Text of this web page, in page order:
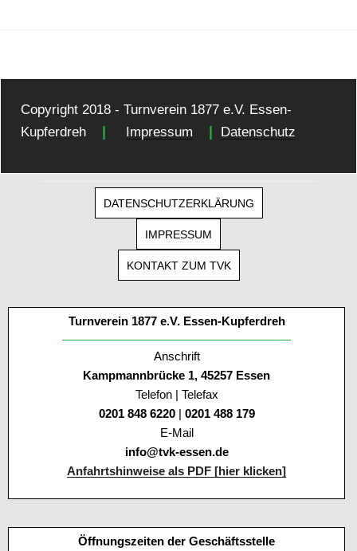
Copyright 2018 - Turnverein 1877 e.V. Essen-
Kupferdreh
| Impressum | Datenschutz
DATENSCHUTZERKLÄRUNG
IMPRESSUM
KONTAKT ZUM TVK
Turnverein 1877 e.V. Essen-Kupferdreh
Anschrift
Kampmannbrücke 1, 45257 Essen
Telefon | Telefax
0201 848 6220 | 0201 488 179
E-Mail
info@tvk-essen.de
Anfahrtshinweise als PDF [hier klicken]
Öffnungszeiten der Geschäftsstelle